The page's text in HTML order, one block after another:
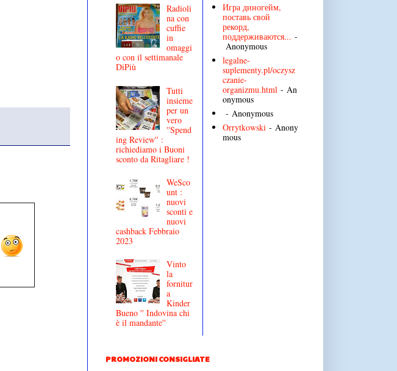
Radioli
na con
cuffie
in
omaggi
o con il settimanale
DiPiù
Tutti
insieme
per un
vero
''Spend
ing Review'' :
richiediamo i Buoni
sconto da Ritagliare !
WeSco
unt :
nuovi
sconti e
nuovi
cashback Febbraio
2023
Vinto
la
fornitur
a
Kinder
Bueno '' Indovina chi
è il mandante''
Игра диногейм,
поставь свой
рекорд,
поддерживаются... -
Anonymous
legalne-
suplementy.pl/oczysz
czanie-
organizmu.html - An
onymous
- Anonymous
Orrytkowski - Anony
mous
PROMOZIONI CONSIGLIATE